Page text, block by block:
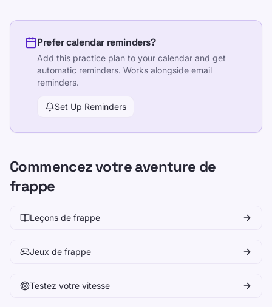
Prefer calendar reminders?
Add this practice plan to your calendar and get
automatic reminders. Works alongside email
reminders.
Set Up Reminders
Commencez votre aventure de
frappe
Leçons de frappe
Jeux de frappe
Testez votre vitesse